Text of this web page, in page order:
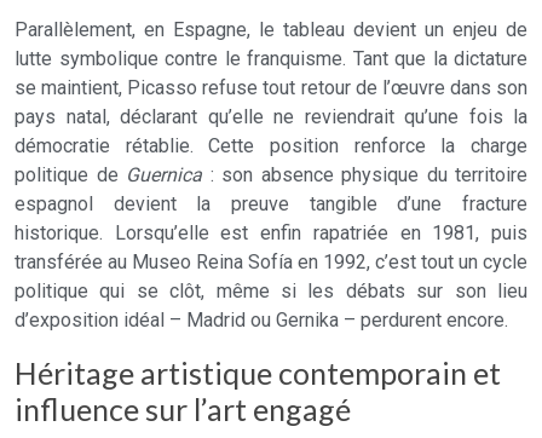
Parallèlement, en Espagne, le tableau devient un enjeu de
lutte symbolique contre le franquisme. Tant que la dictature
se maintient, Picasso refuse tout retour de l’œuvre dans son
pays natal, déclarant qu’elle ne reviendrait qu’une fois la
démocratie rétablie. Cette position renforce la charge
politique de Guernica : son absence physique du territoire
espagnol devient la preuve tangible d’une fracture
historique. Lorsqu’elle est enfin rapatriée en 1981, puis
transférée au Museo Reina Sofía en 1992, c’est tout un cycle
politique qui se clôt, même si les débats sur son lieu
d’exposition idéal – Madrid ou Gernika – perdurent encore.
Héritage artistique contemporain et
influence sur l’art engagé